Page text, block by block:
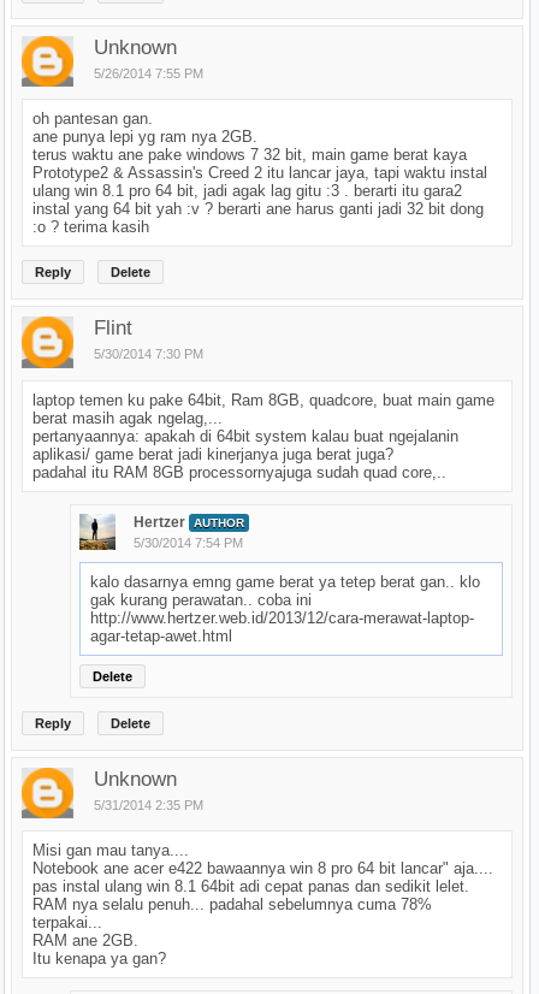
Unknown
5/26/2014 7:55 PM
oh pantesan gan.
ane punya lepi yg ram nya 2GB.
terus waktu ane pake windows 7 32 bit, main game berat kaya
Prototype2 & Assassin's Creed 2 itu lancar jaya, tapi waktu instal
ulang win 8.1 pro 64 bit, jadi agak lag gitu :3 . berarti itu gara2
instal yang 64 bit yah :v ? berarti ane harus ganti jadi 32 bit dong
:o ? terima kasih
Reply Delete
Flint
5/30/2014 7:30 PM
laptop temen ku pake 64bit, Ram 8GB, quadcore, buat main game
berat masih agak ngelag,...
pertanyaannya: apakah di 64bit system kalau buat ngejalanin
aplikasi/ game berat jadi kinerjanya juga berat juga?
padahal itu RAM 8GB processornyajuga sudah quad core,..
Hertzer AUTHOR
5/30/2014 7:54 PM
kalo dasarnya emng game berat ya tetep berat gan.. klo
gak kurang perawatan.. coba ini
http://www.hertzer.web.id/2013/12/cara-merawat-laptop-
agar-tetap-awet.html
Delete
Reply Delete
Unknown
5/31/2014 2:35 PM
Misi gan mau tanya....
Notebook ane acer e422 bawaannya win 8 pro 64 bit lancar" aja....
pas instal ulang win 8.1 64bit adi cepat panas dan sedikit lelet.
RAM nya selalu penuh... padahal sebelumnya cuma 78%
terpakai...
RAM ane 2GB.
Itu kenapa ya gan?